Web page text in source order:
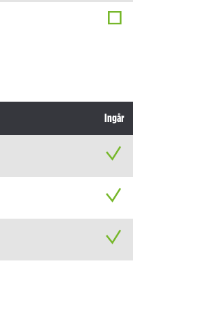
Ingår